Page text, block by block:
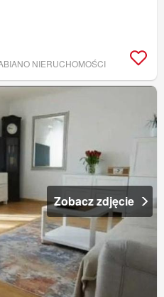
NIERUCHOMOŚCI
Zobacz zdjęcie